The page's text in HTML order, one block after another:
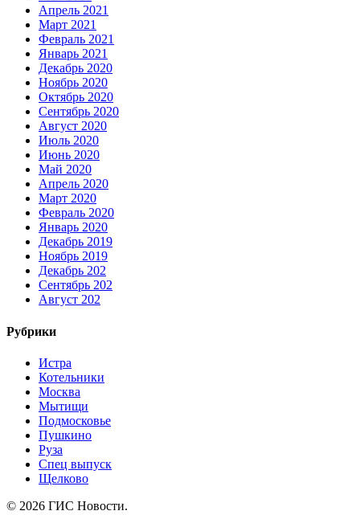
Апрель 2021
Март 2021
Февраль 2021
Январь 2021
Декабрь 2020
Ноябрь 2020
Октябрь 2020
Сентябрь 2020
Август 2020
Июль 2020
Июнь 2020
Май 2020
Апрель 2020
Март 2020
Февраль 2020
Январь 2020
Декабрь 2019
Ноябрь 2019
Декабрь 202
Сентябрь 202
Август 202
Рубрики
Истра
Котельники
Москва
Мытищи
Подмосковье
Пушкино
Руза
Спец выпуск
Щелково
© 2026 ГИС Новости.